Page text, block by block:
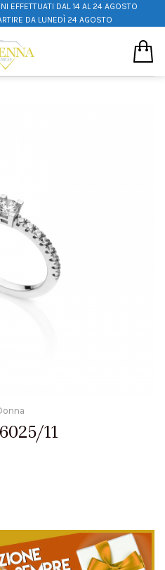
EFFETTUATI DAL 14 AL 24 AGOSTO
DA LUNEDÌ 24 AGOSTO
11